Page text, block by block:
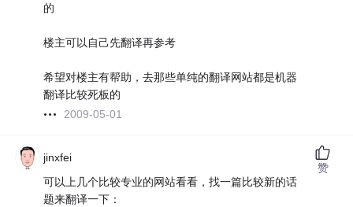
的
楼主可以自己先翻译再参考
希望对楼主有帮助，去那些单纯的翻译网站都是机器
翻译比较死板的
2009-05-01
jinxfei
可以上几个比较专业的网站看看，找一篇比较新的话
题来翻译一下：
赞